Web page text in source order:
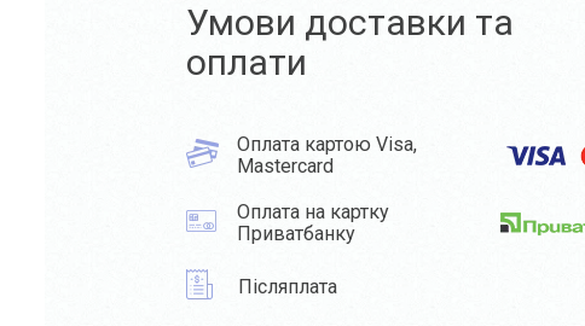
Умови доставки та
оплати
Оплата картою Visa,
Mastercard
Оплата на картку
Приватбанку
Післяплата